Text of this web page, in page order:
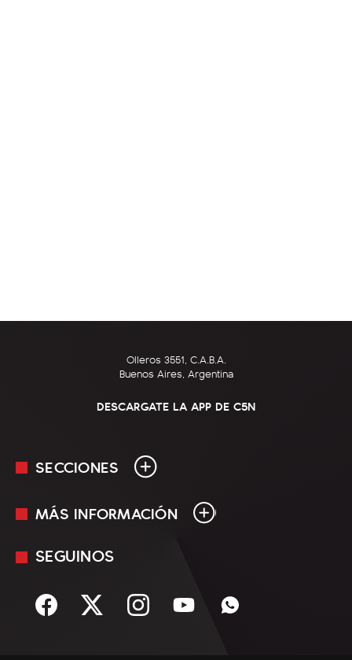
Olleros 3551, C.A.B.A.
Buenos Aires, Argentina
DESCARGATE LA APP DE C5N
SECCIONES
En Vivo
Sociedad
MÁS INFORMACIÓN
Mediakit
Términos y condiciones
SEGUINOS